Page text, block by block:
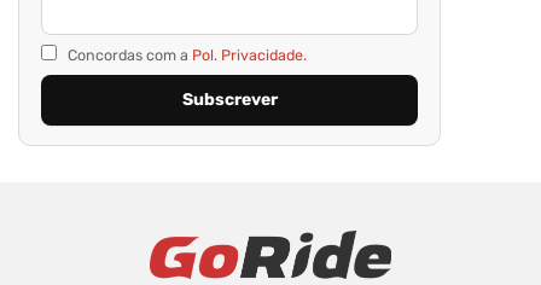
Concordas com a Pol. Privacidade.